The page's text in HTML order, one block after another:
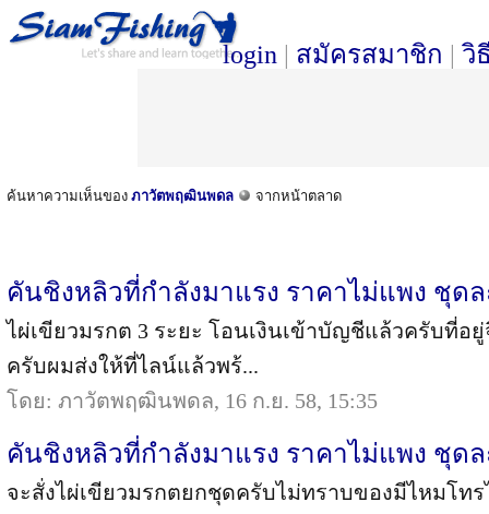
login | สมัครสมาชิก | วิ
ค้นหาความเห็นของ ภาวัตพฤฒินพดล จากหน้าตลาด
คันชิงหลิวที่กำลังมาแรง ราคาไม่แพง ชุดล
ไผ่เขียวมรกต 3 ระยะ โอนเงินเข้าบัญชีแล้วครับที่อ
ครับผมส่งให้ที่ไลน์แล้วพร้...
โดย: ภาวัตพฤฒินพดล, 16 ก.ย. 58, 15:35
คันชิงหลิวที่กำลังมาแรง ราคาไม่แพง ชุดล
จะสั่งไผ่เขียวมรกตยกชุดครับไม่ทราบของมีไหมโทร